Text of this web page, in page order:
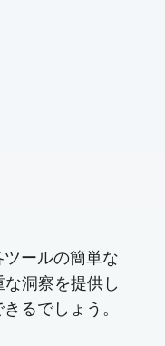
ールの簡単な
洞察を提供し
るでしょう。